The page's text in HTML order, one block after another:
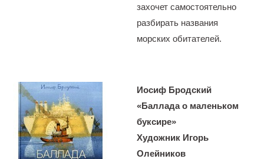
захочет самостоятельно
разбирать названия
морских обитателей.
Иосиф Бродский
«Баллада о маленьком
буксире»
Художник Игорь
Олейников